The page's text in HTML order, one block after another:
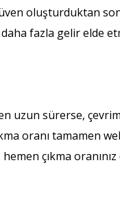
oluşturduktan
fazla gelir elde
uzun sürerse,
oranı tamamen
çıkma